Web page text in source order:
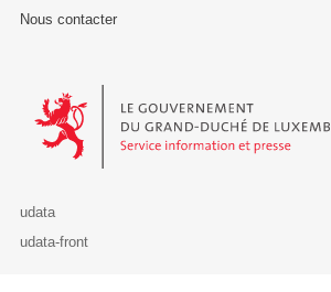
Nous contacter
Le Gouvernement du Grand-Duché de
udata
udata-front